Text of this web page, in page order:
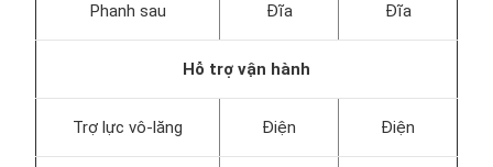
Phanh sau Đĩa Đĩa
Hỗ trợ vận hành
Trợ lực vô-lăng Điện Điện